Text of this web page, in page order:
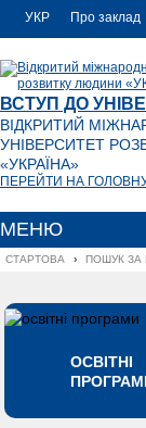
УКР
ENG
Про заклад
ВСТУП ДО
ВІДКРИТИЙ
УНІВЕРСИТЕТ
«УКРАЇНА»
ПЕРЕЙТИ НА
МЕНЮ
СТАРТОВА › ПОШУК ЗА
ОСВІТНІ